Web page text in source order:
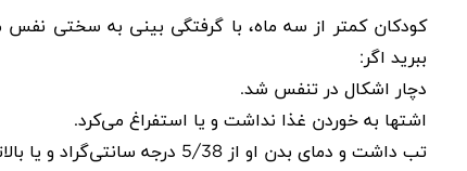
کودکان کمتر از سه ماه، با گرفتگی بینی به سختی
ببرید اگر:
دچار اشکال در تنفس شد.
اشتها به خوردن غذا نداشت و یا استفراغ می‌کرد.
تب داشت و دمای بدن او از 5/38 درجه سانتی‌گراد و یا بالاتر بود